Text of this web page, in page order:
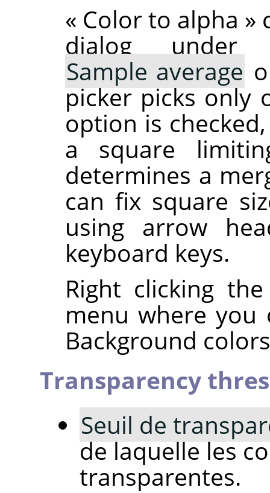
« Color to alpha »
dialog under
Sample average
picker picks only
option is
a square
determines a
can fix square
using arrow
keyboard keys.
Right clicking
menu where you
Background
Transparency
Seuil de
de laquelle les
transparentes.